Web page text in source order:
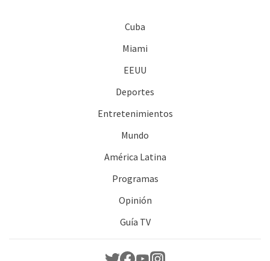
Cuba
Miami
EEUU
Deportes
Entretenimientos
Mundo
América Latina
Programas
Opinión
Guía TV